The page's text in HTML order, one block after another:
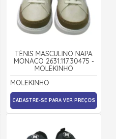
TÊNIS MASCULINO NAPA
MONACO 2631.117.30475 -
MOLEKINHO
MOLEKINHO
CADASTRE-SE PARA VER PREÇOS